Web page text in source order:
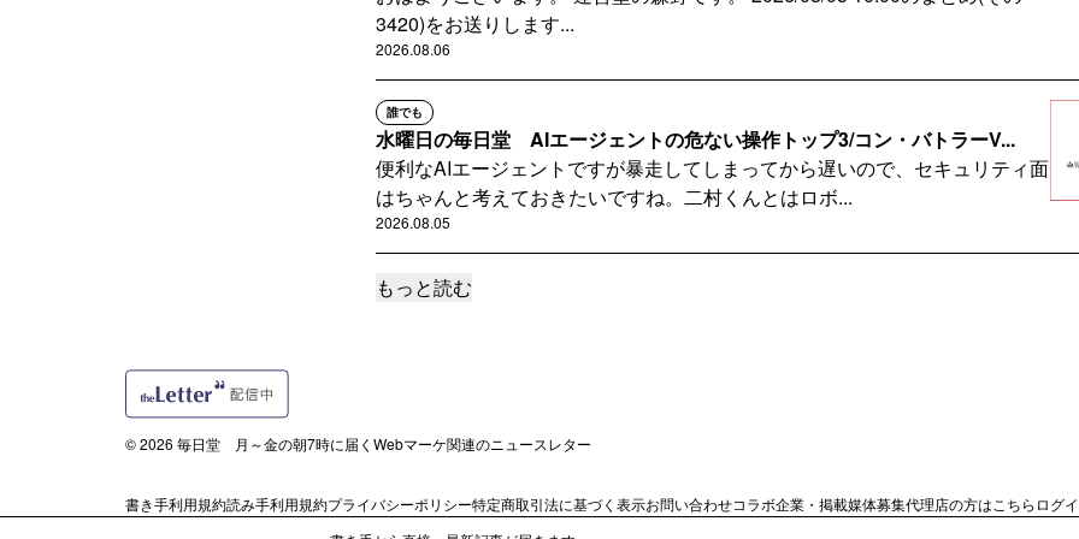
3420)をお送りします...
2026.08.06
誰でも
水曜日の毎日堂 AIエージェントの危ない操作トップ3/コン・バトラーV...
便利なAIエージェントですが暴走してしまってから遅いので、セキュリティ面
はちゃんと考えておきたいですね。二村くんとはロボ...
2026.08.05
サポートメンバー限定
YouTubeや音声で配信したお大内さんと米本さんとの対談を記事化しました。
もっと読む
© 2026 毎日堂 月～金の朝7時に届くWebマーケ関連のニュースレター
書き手利用規約読み手利用規約プライバシーポリシー特定商取引法に基づく表示お問い合わせコラボ企業・掲載媒体募集代理店の方はこちら ログ